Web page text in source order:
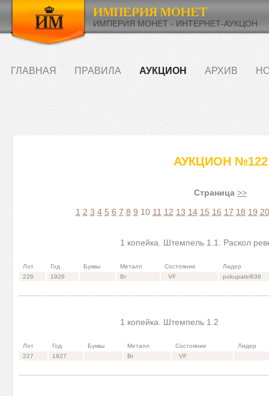
ИМПЕРИЯ МОНЕТ - ИНТЕРНЕТ-АУКЦОН
ГЛАВНАЯ ПРАВИЛА АУКЦИОН АРХИВ
АУКЦИОН №122
Страница >>
1 2 3 4 5 6 7 8 9 10 11 12 13 14 15 16 17 18 19 20
1 копейка. Штемпель 1.1. Раскол
Лот Год Буквы Металл Состояние
Лидер
226
1926 Br VF pokupatel636
1 копейка. Штемпель 1.2
Лот Год Буквы Металл Состояние
Лидер
227
1927 Br VF